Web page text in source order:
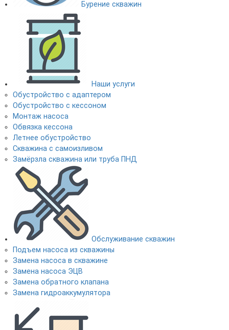
Бурение скважин
Наши услуги
Обустройство с адаптером
Обустройство с кессоном
Монтаж насоса
Обвязка кессона
Летнее обустройство
Скважина с самоизливом
Замёрзла скважина или труба ПНД
Обслуживание скважин
Подъем насоса из скважины
Замена насоса в скважине
Замена насоса ЭЦВ
Замена обратного клапана
Замена гидроаккумулятора